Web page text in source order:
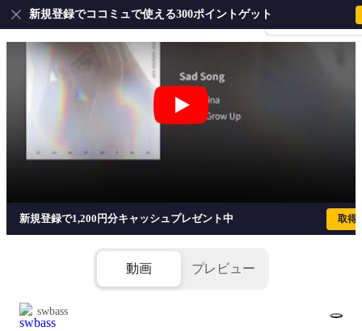
会員登録・ログイ
新規登録でココミュで使える300ポイントゲット
Sad Song (ベースTAB譜☆4弦ベース
新規登録で1,200円分キャッシュプレゼント中 取得
動画 プレビュー
swbass